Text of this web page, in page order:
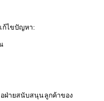
ก้ไขปัญหา:
ฝ่ายสนับสนุนลูกค้าของ